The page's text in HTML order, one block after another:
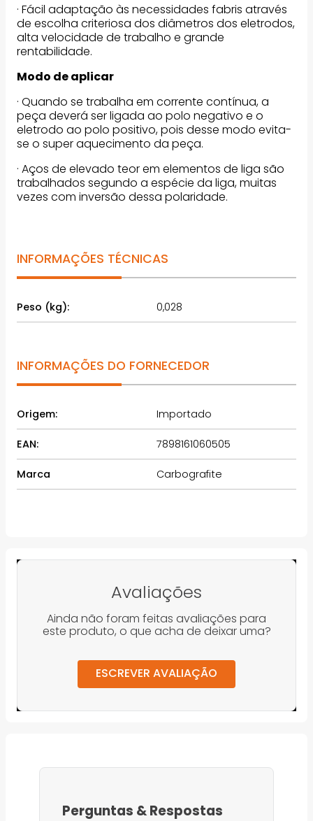
· Fácil adaptação às necessidades fabris através
de escolha criteriosa dos diâmetros dos eletrodos,
alta velocidade de trabalho e grande
rentabilidade.
Modo de aplicar
· Quando se trabalha em corrente contínua, a
peça deverá ser ligada ao polo negativo e o
eletrodo ao polo positivo, pois desse modo evita-
se o super aquecimento da peça.
· Aços de elevado teor em elementos de liga são
trabalhados segundo a espécie da liga, muitas
vezes com inversão dessa polaridade.
INFORMAÇÕES TÉCNICAS
Peso (kg): 0,028
INFORMAÇÕES DO FORNECEDOR
Origem: Importado
EAN: 7898161060505
Marca Carbografite
Avaliações
Ainda não foram feitas avaliações para
este produto, o que acha de deixar uma?
ESCREVER AVALIAÇÃO
Perguntas &Respostas